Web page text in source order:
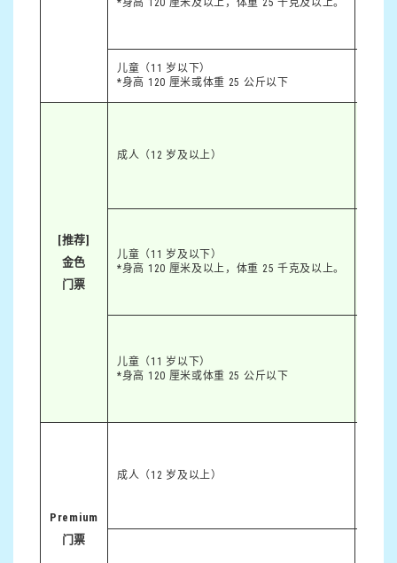
儿童（11 岁以下）
*身高 120 厘米或体重 25 公斤以下
[推荐]
金色
门票
成人（12 岁及以上）
儿童（11 岁及以下）
*身高 120 厘米及以上，体重 25 千克及以上。
儿童（11 岁以下）
*身高 120 厘米或体重 25 公斤以下
Premium
门票
成人（12 岁及以上）